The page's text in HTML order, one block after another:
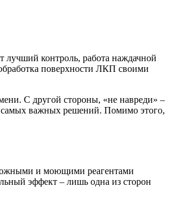
лучший контроль, работа наждачной
поверхности ЛКП своими
С другой стороны, «не навреди» –
самых важных решений. Помимо этого,
и моющими реагентами
эффект – лишь одна из сторон